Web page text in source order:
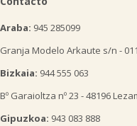
Araba: 945 285099
Granja Modelo Arkaute s/n -
Bizkaia: 944 555 063
Bº Garaioltza nº 23 - 48196
Gipuzkoa: 943 083 888